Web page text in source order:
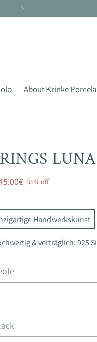
About Krinke
35% off
Handwerkskunst
& verträglich: 925